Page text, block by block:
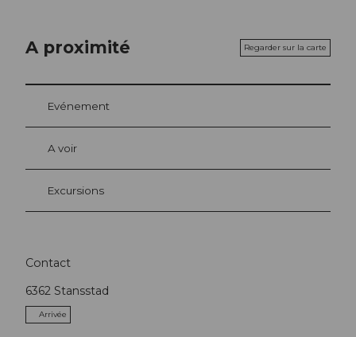
A proximité Regarder sur la carte
Evénement
A voir
Excursions
Contact
6362 Stansstad
Arrivée